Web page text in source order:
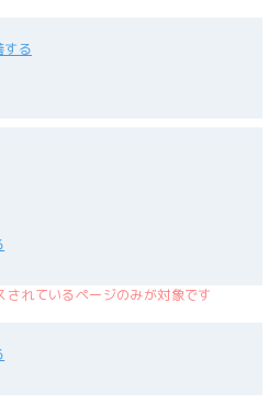
する
れているページのみが対象です